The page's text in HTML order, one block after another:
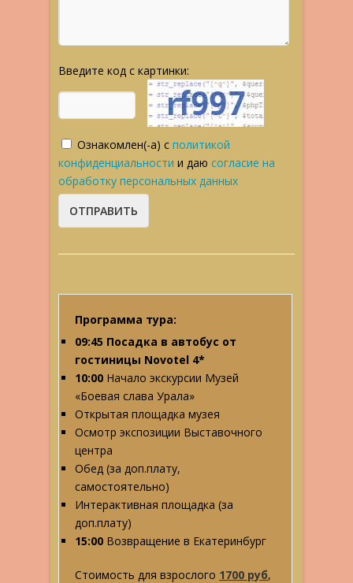
Введите код с картинки:
Ознакомлен(-а) с политикой
конфиденциальности и даю согласие на
обработку персональных данных
Программа тура:
09:45 Посадка в автобус от
гостиницы Novotel 4*
10:00 Начало экскурсии Музей
«Боевая слава Урала»
Открытая площадка музея
Осмотр экспозиции Выставочного
центра
Обед (за доп.плату,
самостоятельно)
Интерактивная площадка (за
доп.плату)
15:00 Возвращение в Екатеринбург
Стоимость для взрослого 1700 руб,